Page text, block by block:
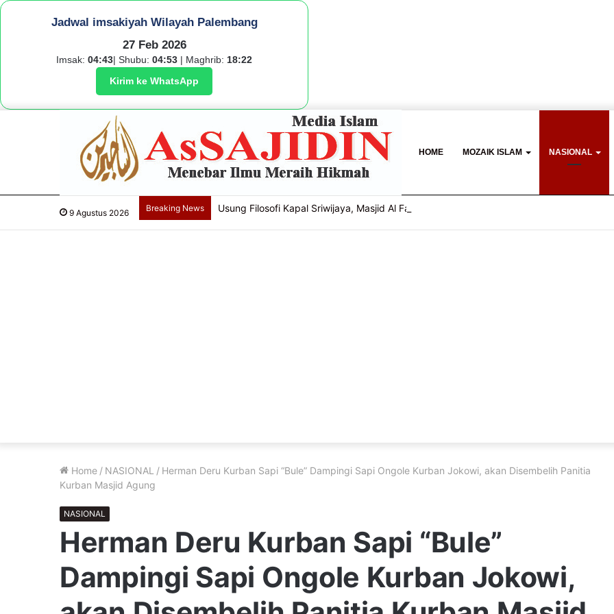
Jadwal imsakiyah Wilayah Palembang
27 Feb 2026
Imsak: 04:43| Shubu: 04:53 | Maghrib: 18:22
Kirim ke WhatsApp
HOME MOZAIK ISLAM NASIONAL
9 Agustus 2026 Breaking News Usung Filosofi Kapal Sriwijaya, Masjid Al Fathul Akbar Siap Tampil Lebih Ikonik
Home / NASIONAL / Herman Deru Kurban Sapi “Bule” Dampingi Sapi Ongole Kurban Jokowi, akan Disembelih Panitia
Kurban Masjid Agung
NASIONAL
Herman Deru Kurban Sapi “Bule”
Dampingi Sapi Ongole Kurban Jokowi,